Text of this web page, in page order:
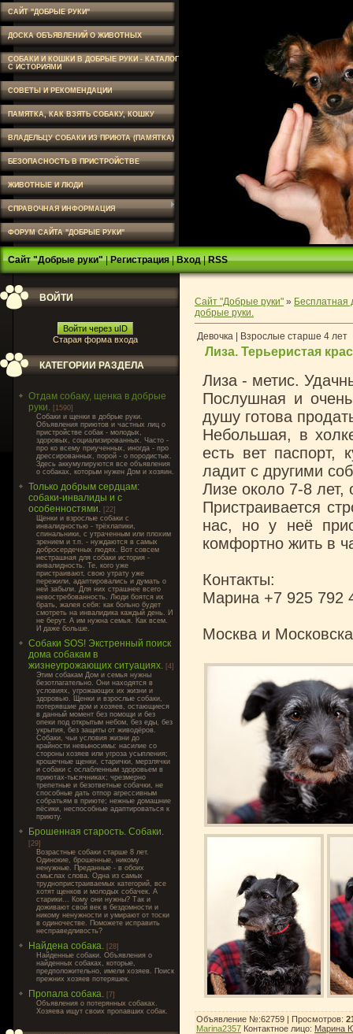
САЙТ "ДОБРЫЕ РУКИ"
ДОСКА ОБЪЯВЛЕНИЙ О ЖИВОТНЫХ
СОБАКИ И КОШКИ В ДОБРЫЕ РУКИ - КАТАЛОГ
С ИСТОРИЯМИ
СОВЕТЫ И РЕКОМЕНДАЦИИ
ПАМЯТКА, КАК ВЗЯТЬ СОБАКУ, КОШКУ
ВЛАДЕЛЬЦУ СОБАКИ ИЗ ПРИЮТА (ПАМЯТКА)
БЕЗОПАСНОСТЬ В ПРИСТРОЙСТВЕ
ЖИВОТНЫЕ И ЛЮДИ
СПРАВОЧНАЯ ИНФОРМАЦИЯ
ФОРУМ САЙТА "ДОБРЫЕ РУКИ"
Сайт "Добрые руки"|Регистрация|Вход|RSS
ВОЙТИ
Войти через uID
Старая форма входа
КАТЕГОРИИ РАЗДЕЛА
Отдам собаку, щенка в добрые
руки. [1590]
Cобаки и щенки в добрые руки.
Объявления приютов и частных лиц о
пристройстве собак - молодых,
здоровых, социализированных. Часто -
про ко всему приученных, иногда - про
дрессированных, порой - о породистых.
Здесь аккумулируются все объявления
о собаках, которым нужен Дом и хозяин.
Только добрым сердцам:
собаки-инвалиды и с
особенностями. [22]
Щенки и взрослые собаки с
инвалидностью - трёхлапики,
спинальники, с утраченным или плохим
зрением и т.п. - нуждаются в самых
добросердечных людях. Вот совсем
нестрашная для собаки история -
инвалидность. Те, кого уже
пристраивают, свою утрату уже
пережили, адаптировались и думать о
ней забыли. Для них страшнее всего
невостребованность. Люди боятся их
брать, жалея себя: как больно будет
смотреть на инвалидика каждый день. И
не берут. А им нужна семья. Как всем.
И даже больше.
Собаки SOS! Экстренный поиск
дома собакам в
жизнеугрожающих ситуациях. [4]
Этим собакам Дом и семья нужны
безотлагательно. Они находятся в
условиях, угрожающих их жизни и
здоровью. Щенки и взрослые собаки,
потерявшие дом и хозяев, остающиеся
в данный момент без помощи и без
опеки под открытым небом, без еды, без
укрытия, без защиты от живодёров.
Собаки, чьи условия жизни до
крайности невыносимы: насилие со
стороны хозяев или угроза усыпления;
крошечные щенки, старички, мерзлячки
и собаки с ослабленным здоровьем в
приютах-тысячниках; чрезмерно
трепетные и безответные собачки, не
способные дать отпор агрессивным
собратьям в приюте; нежные домашние
пёсики, неспособные адаптироваться к
приюту.
Брошенная старость. Собаки.
[29]
Возрастные собаки старше 8 лет.
Одинокие, брошенные, никому
ненужные. Преданные - в обоих
смыслах слова. Одна из самых
труднопристраиваемых категорий, все
хотят щенков и молодых собачек. А
старики... Кому они нужны? Так и
доживают свой век в бездомности и
никому ненужности и умирают от тоски
в одиночестве. Поможете исправить
несправедливость?
Найдена собака. [28]
Найденные собаки. Объявления о
найденных собаках, которые,
предположительно, имели хозяев. Поиск
прежних хозяев потеряшек.
Пропала собака. [7]
Объявления о потерянных собаках.
Хозяева ищут своих пропавших собак.
Сайт "Добрые руки" » Бесплатная
добрые руки.
Девочка | Взрослые старше 4 лет
Лиза. Терьеристая
Лиза - метис.
Послушная и
душу готова
Небольшая, в
есть вет паспорт,
ладит с другими
Лизе около 7-8 лет,
Пристраивается
нас, но у неё
комфортно жить в
Контакты:
Марина +7 925 792
Москва и
Объявление №:62759 | Просмотров:
Marina2357 Контактное лицо: Марина